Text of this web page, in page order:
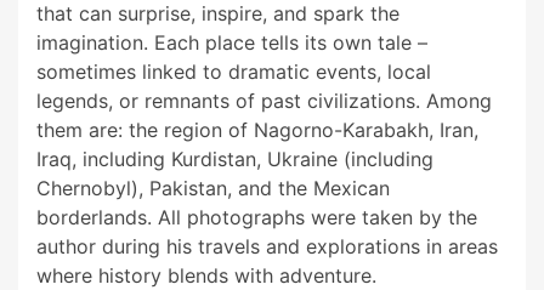
that can surprise, inspire, and spark the
imagination. Each place tells its own tale –
sometimes linked to dramatic events, local
legends, or remnants of past civilizations. Among
them are: the region of Nagorno-Karabakh, Iran,
Iraq, including Kurdistan, Ukraine (including
Chernobyl), Pakistan, and the Mexican
borderlands. All photographs were taken by the
author during his travels and explorations in areas
where history blends with adventure.